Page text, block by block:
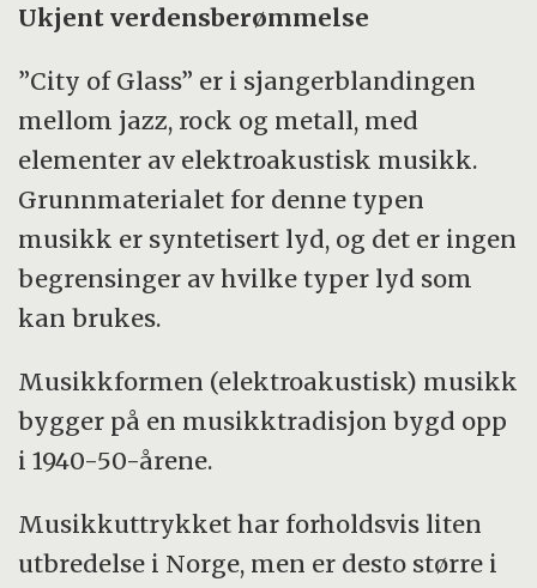
Ukjent verdensberømmelse
”City of Glass” er i sjangerblandingen
mellom jazz, rock og metall, med
elementer av elektroakustisk musikk.
Grunnmaterialet for denne typen
musikk er syntetisert lyd, og det er ingen
begrensinger av hvilke typer lyd som
kan brukes.
Musikkformen (elektroakustisk) musikk
bygger på en musikktradisjon bygd opp
i 1940-50-årene.
Musikkuttrykket har forholdsvis liten
utbredelse i Norge, men er desto større i